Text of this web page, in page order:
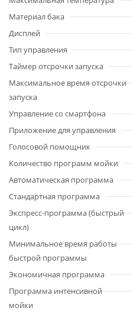
Материал бака
Дисплей
Тип управления
Таймер отсрочки запуска
Максимальное время отсрочки
запуска
Управление со смартфона
Приложение для управления
Голосовой помощник
Количество программ мойки
Автоматическая программа
Стандартная программа
Экспресс-программа (быстрый
цикл)
Минимальное время работы
быстрой программы
Экономичная программа
Программа интенсивной
мойки